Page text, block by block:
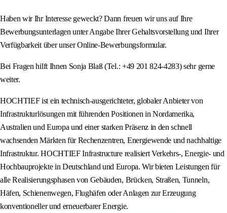
Haben wir Ihr Interesse geweckt? Dann freuen wir uns auf Ihre
Bewerbungsunterlagen unter Angabe Ihrer Gehaltsvorstellung und Ihrer
Verfügbarkeit über unser Online-Bewerbungsformular.
Bei Fragen hilft Ihnen Sonja Blaß (Tel.: +49 201 824-4283) sehr gerne
weiter.
HOCHTIEF ist ein technisch-ausgerichteter, globaler Anbieter von
Infrastrukturlösungen mit führenden Positionen in Nordamerika,
Australien und Europa und einer starken Präsenz in den schnell
wachsenden Märkten für Rechenzentren, Energiewende und nachhaltige
Infrastruktur. HOCHTIEF Infrastructure realisiert Verkehrs-, Energie- und
Hochbauprojekte in Deutschland und Europa. Wir bieten Leistungen für
alle Realisierungsphasen von Gebäuden, Brücken, Straßen, Tunneln,
Häfen, Schienenwegen, Flughäfen oder Anlagen zur Erzeugung
konventioneller und erneuerbarer Energie.